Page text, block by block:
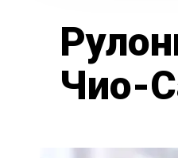
Чио-